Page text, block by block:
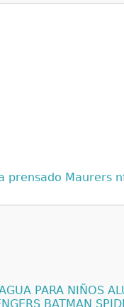
prensado Maurers
PARA NIÑOS
BATMAN